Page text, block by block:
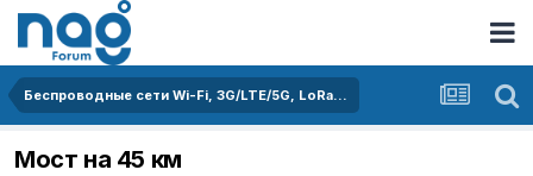
Беспроводные сети Wi-Fi, 3G/LTE/5G, LoRa...
Мост на 45 км